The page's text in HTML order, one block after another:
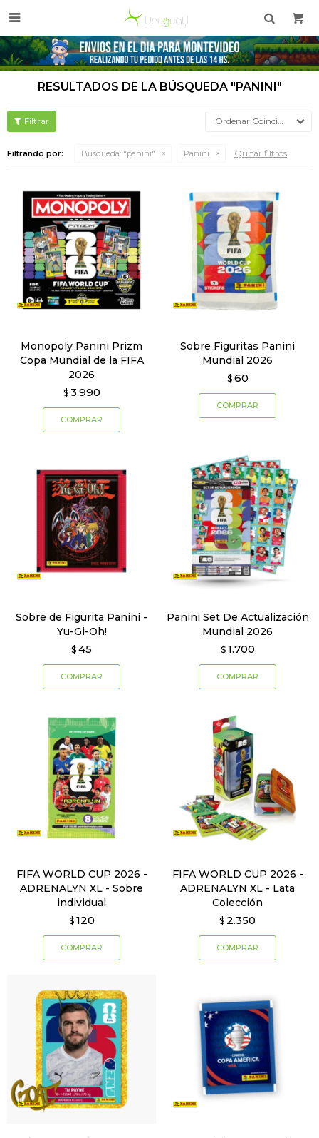

RESULTADOS DE LA BÚSQUEDA "PANINI"
Coincidencia
Filtrando por: Búsqueda: "panini" Panini Quitar filtros
Monopoly Panini Prizm
Copa Mundial de la FIFA
2026
$ 3.990
Sobre Figuritas Panini
Mundial 2026
$ 60
Sobre de Figurita Panini -
Yu-Gi-Oh!
$ 45
Panini Set De Actualización
Mundial 2026
$ 1.700
FIFA WORLD CUP 2026 -
ADRENALYN XL - Sobre
individual
$ 120
FIFA WORLD CUP 2026 -
ADRENALYN XL - Lata
Colección
$ 2.350